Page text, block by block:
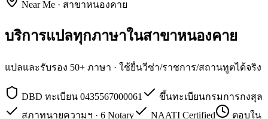
Near Me · สาขาหนองคาย
บริการแปลทุกภาษาในสาขาหนองคาย
แปลและรับรอง 50+ ภาษา · ใช้ยื่นวีซ่า/ราชการ/สถานทูตได้จริง
DBD ทะเบียน 0435567000061
ขึ้นทะเบียนกรมการกงสุล
สภาทนายความฯ · 6 Notary
NAATI Certified
ตอบใน